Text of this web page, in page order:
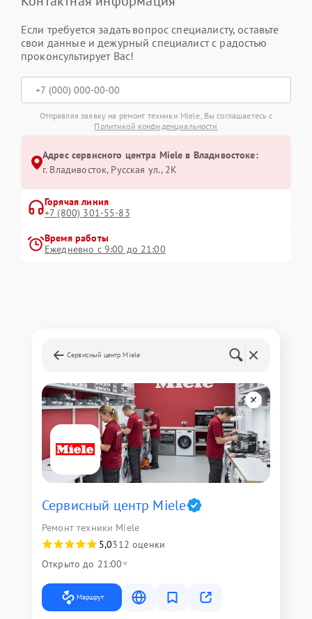
Если требуется задать вопрос специалисту, оставьте
свои данные и дежурный специалист с радостью
проконсультирует Вас!
Отправляя заявку на ремонт техники Miele, Вы соглашаетесь с
Политикой конфиденциальности
Адрес сервисного центра Miele в Владивостоке:
г. Владивосток, Русская ул., 2К
Горячая линия
+7 (800) 301-55-83
Время работы
Ежедневно с 9:00 до 21:00
Сервисный центр Miele
Сервисный центр Miele
Ремонт техники Miele
5,0312 оценки
Открыто до 21:00
Маршрут